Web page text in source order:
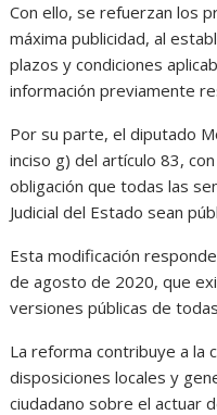
Con ello, se refuerzan los
máxima publicidad, al
plazos y condiciones
información previamente
Por su parte, el diputado
inciso g) del artículo 83,
obligación que todas las
Judicial del Estado sean
Esta modificación
de agosto de 2020, que
versiones públicas de
La reforma contribuye a la
disposiciones locales y
ciudadano sobre el actuar